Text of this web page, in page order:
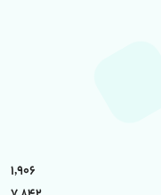
1,906